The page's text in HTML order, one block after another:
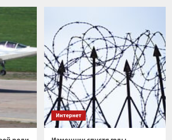
Интернет